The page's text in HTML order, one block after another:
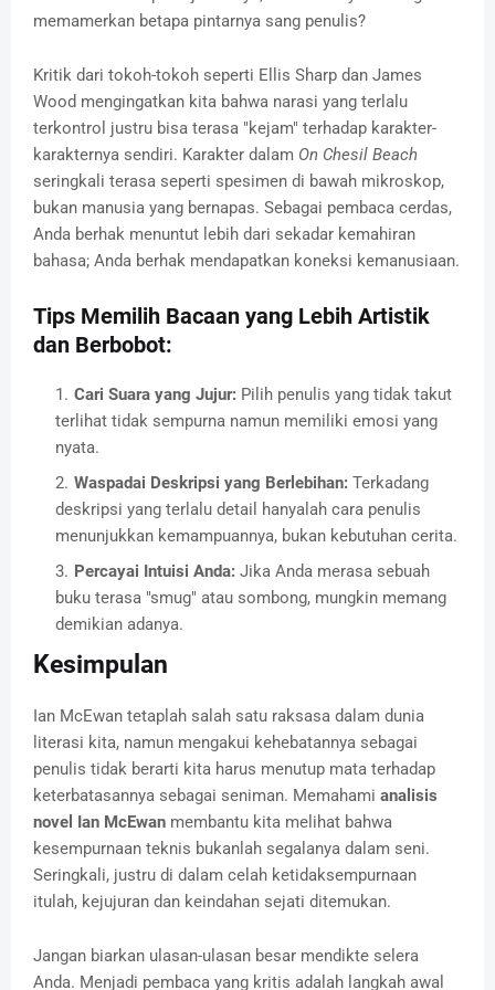
memamerkan betapa pintarnya sang penulis?
Kritik dari tokoh-tokoh seperti Ellis Sharp dan James
Wood mengingatkan kita bahwa narasi yang terlalu
terkontrol justru bisa terasa "kejam" terhadap karakter-
karakternya sendiri. Karakter dalam On Chesil Beach
seringkali terasa seperti spesimen di bawah mikroskop,
bukan manusia yang bernapas. Sebagai pembaca cerdas,
Anda berhak menuntut lebih dari sekadar kemahiran
bahasa; Anda berhak mendapatkan koneksi kemanusiaan.
Tips Memilih Bacaan yang Lebih Artistik
dan Berbobot:
Cari Suara yang Jujur: Pilih penulis yang tidak takut
terlihat tidak sempurna namun memiliki emosi yang
nyata.
Waspadai Deskripsi yang Berlebihan: Terkadang
deskripsi yang terlalu detail hanyalah cara penulis
menunjukkan kemampuannya, bukan kebutuhan cerita.
Percayai Intuisi Anda: Jika Anda merasa sebuah
buku terasa "smug" atau sombong, mungkin memang
demikian adanya.
Kesimpulan
Ian McEwan tetaplah salah satu raksasa dalam dunia
literasi kita, namun mengakui kehebatannya sebagai
penulis tidak berarti kita harus menutup mata terhadap
keterbatasannya sebagai seniman. Memahami analisis
novel Ian McEwan membantu kita melihat bahwa
kesempurnaan teknis bukanlah segalanya dalam seni.
Seringkali, justru di dalam celah ketidaksempurnaan
itulah, kejujuran dan keindahan sejati ditemukan.
Jangan biarkan ulasan-ulasan besar mendikte selera
Anda. Menjadi pembaca yang kritis adalah langkah awal